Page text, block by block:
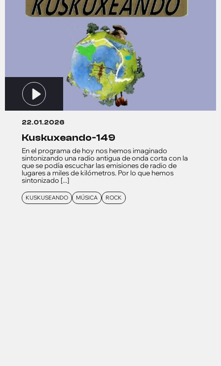
22.01.2026
kuskuxeando-149
En el programa de hoy nos hemos imaginado
sintonizando una radio antigua de onda corta con la
que se podía escuchar las emisiones de radio de
lugares a miles de kilómetros. Por lo que hemos
sintonizado [...]
KUSKUSEANDO MÚSICA ROCK